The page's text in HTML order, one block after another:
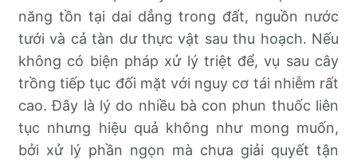
năng tồn tại dai dẳng trong đất, nguồn nước
tưới và cả tàn dư thực vật sau thu hoạch. Nếu
không có biện pháp xử lý triệt để, vụ sau cây
trồng tiếp tục đối mặt với nguy cơ tái nhiễm rất
cao. Đây là lý do nhiều bà con phun thuốc liên
tục nhưng hiệu quả không như mong muốn,
bởi xử lý phần ngọn mà chưa giải quyết tận